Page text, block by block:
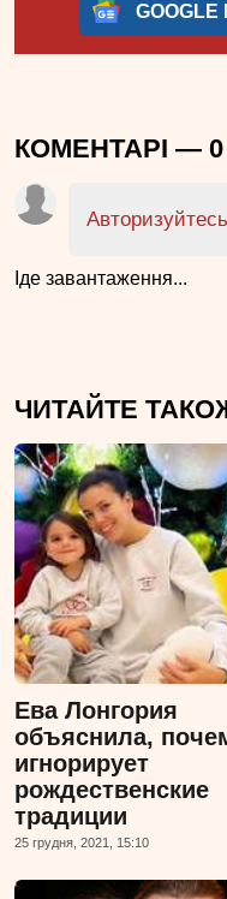
GOOGLE
КОМЕНТАРІ — 0
Авторизуйтесь
Іде завантаження...
ЧИТАЙТЕ
Ева Лонгория
объяснила,
игнорирует
рождественские
традиции
25 грудня, 2021, 15:10